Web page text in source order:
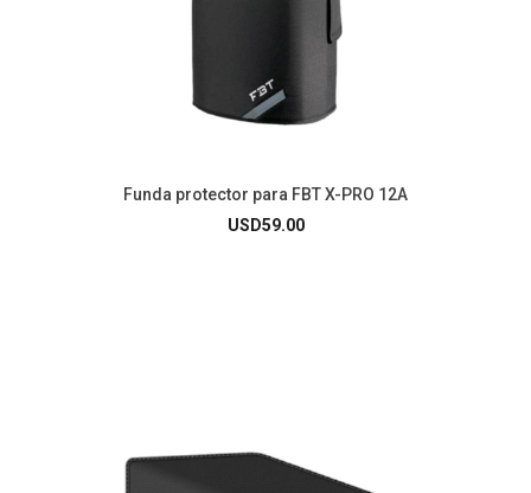
Funda protector para FBT X-PRO 12A
USD59.00